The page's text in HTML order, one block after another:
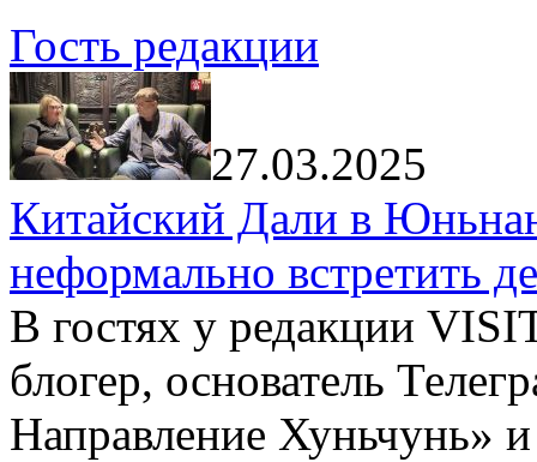
Гость редакции
27.03.2025
Китайский Дали в
неформально встретить
В гостях у редакции
блогер, основатель
Направление Хуньчунь»